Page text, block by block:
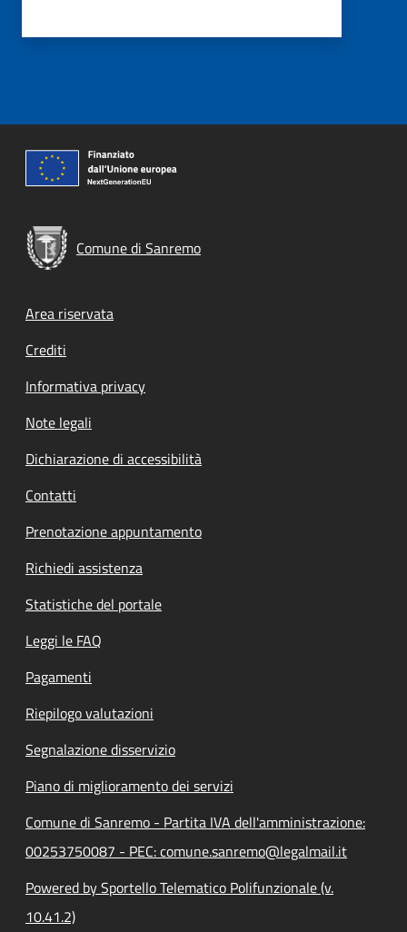
Comune di Sanremo
Footer menu
Area riservata
Crediti
Informativa privacy
Note legali
Dichiarazione di accessibilità
Contatti
Prenotazione appuntamento
Richiedi assistenza
Statistiche del portale
Leggi le FAQ
Pagamenti
Riepilogo valutazioni
Segnalazione disservizio
Piano di miglioramento dei servizi
Comune di Sanremo - Partita IVA dell'amministrazione:
00253750087 - PEC: comune.sanremo@legalmail.it
Powered by Sportello Telematico Polifunzionale (v.
10.41.2)